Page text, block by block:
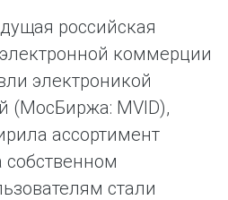
российская
коммерции
электроникой
(МосБиржа: MVID),
ассортимент
собственном
стали